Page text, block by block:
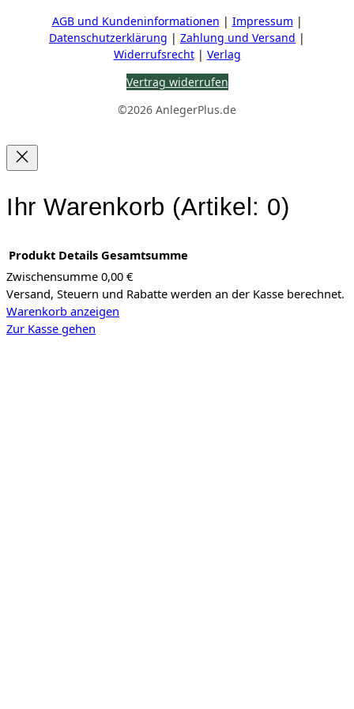
IR-Kontakte
HV Reden
AGB und Kundeninformationen | Impressum |
Datenschutzerklärung | Zahlung und Versand |
Widerrufsrecht| Verlag
Vertrag widerrufen
©2026 AnlegerPlus.de
Ihr Warenkorb (Artikel: 0)
Produkte
im
Produkt Details Gesamtsumme
Zwischensumme 0,00 €
Versand, Steuern und Rabatte werden an der Kasse berechnet.
Warenkorb anzeigen
Zur Kasse gehen